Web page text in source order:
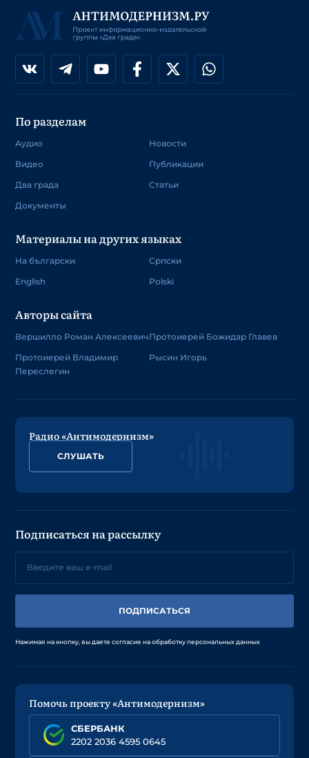
По разделам
Аудио
Видео
Два града
Документы
Новости
Публикации
Статьи
Материалы на других языках
На български
English
Српски
Polski
Авторы сайта
Вершилло Роман Алексеевич
Протоиерей Владимир
Переслегин
Протоиерей Божидар Главев
Рысин Игорь
Радио «Антимодернизм»
СЛУШАТЬ
Подписаться на рассылку
ПОДПИСАТЬСЯ
Нажимая на кнопку, вы даете согласие на обработку персональных данных
Помочь проекту «Антимодернизм»
СБЕРБАНК
2202 2036 4595 0645